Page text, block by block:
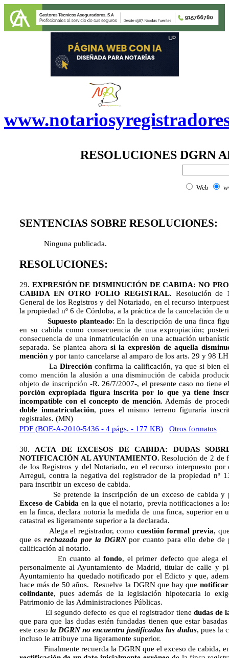
RESOLUCIONES DGRN
Web
SENTENCIAS SOBRE RESOLUCIONES:
Ninguna publicada.
RESOLUCIONES:
29. EXPRESIÓN DE DISMINUCIÓN DE CABIDA: NO
CABIDA EN OTRO FOLIO REGISTRAL. Resolución de
General de los Registros y del Notariado, en el recurso
la propiedad nº 6 de Córdoba, a la práctica de la cancelación
Supuesto planteado: En la descripción de una finca
en su cabida como consecuencia de una expropiación;
consecuencia de una inmatriculación en una actuación
separada. Se plantea ahorasi la expresión de aquella
mención y por tanto cancelarse al amparo de los arts. 29 y 98
LaDirección confirma la calificación, ya que si bien
como mención la alusión a una disminución de cabida
objeto de inscripción -R. 26/7/2007-, el presente caso no tiene
porción expropiada figura inscrita por lo que ya tiene
incompatible con el concepto de mención. Además de
doble inmatriculación, pues el mismo terreno figuraría
registrales. (MN)
PDF (BOE-A-2010-5436 - 4 págs. - 177 KB)
Otros formatos
30.ACTA DE EXCESOS DE CABIDA: DUDAS
NOTIFICACIÓN AL AYUNTAMIENTO. Resolución de 2 de
de los Registros y del Notariado, en el recurso interpuesto
Arregui, contra la negativa del registrador de la propiedad nº
para inscribir un exceso de cabida.
Se pretende la inscripción de un exceso de cabida y
Exceso de Cabida en la que el notario, previa notificaciones a
en la finca, declara notoria la medida de una finca, superior en
catastral es ligeramente superior a la declarada.
Alega el registrador, comocuestión formal previa,
que es rechazada por la DGRNpor cuanto para ello debe de
calificación al notario.
En cuanto al fondo, el primer defecto que alega
personalmente al Ayuntamiento de Madrid, titular de calle y
Ayuntamiento ha quedado notificado por el Edicto y que,
hace más de 50 años. Resuelve la DGRN que hay que notificar
colindante, pues además de la legislación hipotecaria lo
Patrimonio de las Administraciones Públicas.
El segundo defecto es que el registrador tiene dudas de
que para que las dudas estén fundadas tienen que estar
este casola DGRN no encuentra justificadas las dudas, pues la
incluso le atribuye una ligeramente superior.
Finalmente recuerda la DGRN que el exceso de cabida, en